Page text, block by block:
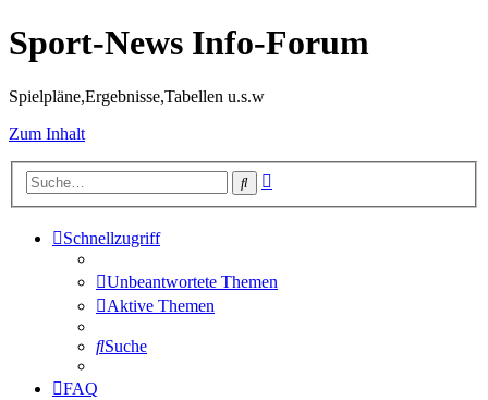
Sport-News Info-Forum
Spielpläne,Ergebnisse,Tabellen u.s.w
Zum Inhalt
Suche
Schnellzugriff
Unbeantwortete Themen
Aktive Themen
Suche
FAQ